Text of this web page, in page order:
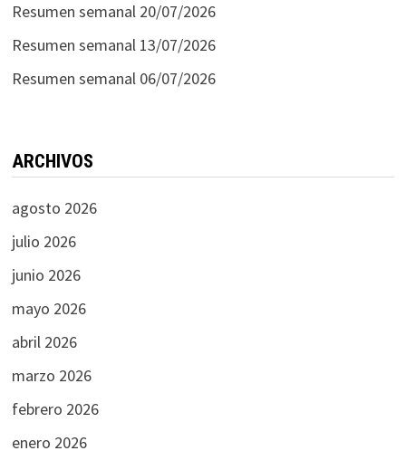
Resumen semanal 20/07/2026
Resumen semanal 13/07/2026
Resumen semanal 06/07/2026
ARCHIVOS
agosto 2026
julio 2026
junio 2026
mayo 2026
abril 2026
marzo 2026
febrero 2026
enero 2026